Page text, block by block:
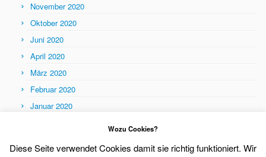
November 2020
Oktober 2020
Juni 2020
April 2020
März 2020
Februar 2020
Januar 2020
Themen
Wozu Cookies?
Diese Seite verwendet Cookies damit sie richtig funktioniert. Wir